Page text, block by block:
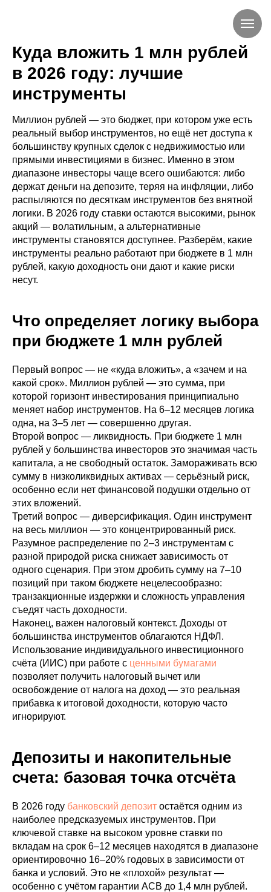
Куда вложить 1 млн рублей
в 2026 году: лучшие
инструменты
Миллион рублей — это бюджет, при котором уже есть
реальный выбор инструментов, но ещё нет доступа к
большинству крупных сделок с недвижимостью или
прямыми инвестициями в бизнес. Именно в этом
диапазоне инвесторы чаще всего ошибаются: либо
держат деньги на депозите, теряя на инфляции, либо
распыляются по десяткам инструментов без внятной
логики. В 2026 году ставки остаются высокими, рынок
акций — волатильным, а альтернативные
инструменты становятся доступнее. Разберём, какие
инструменты реально работают при бюджете в 1 млн
рублей, какую доходность они дают и какие риски
несут.
Что определяет логику выбора
при бюджете 1 млн рублей
Первый вопрос — не «куда вложить», а «зачем и на
какой срок». Миллион рублей — это сумма, при
которой горизонт инвестирования принципиально
меняет набор инструментов. На 6–12 месяцев логика
одна, на 3–5 лет — совершенно другая.
Второй вопрос — ликвидность. При бюджете 1 млн
рублей у большинства инвесторов это значимая часть
капитала, а не свободный остаток. Замораживать всю
сумму в низколиквидных активах — серьёзный риск,
особенно если нет финансовой подушки отдельно от
этих вложений.
Третий вопрос — диверсификация. Один инструмент
на весь миллион — это концентрированный риск.
Разумное распределение по 2–3 инструментам с
разной природой риска снижает зависимость от
одного сценария. При этом дробить сумму на 7–10
позиций при таком бюджете нецелесообразно:
транзакционные издержки и сложность управления
съедят часть доходности.
Наконец, важен налоговый контекст. Доходы от
большинства инструментов облагаются НДФЛ.
Использование индивидуального инвестиционного
счёта (ИИС) при работе с ценными бумагами
позволяет получить налоговый вычет или
освобождение от налога на доход — это реальная
прибавка к итоговой доходности, которую часто
игнорируют.
Депозиты и накопительные
счета: базовая точка отсчёта
В 2026 году банковский депозит остаётся одним из
наиболее предсказуемых инструментов. При
ключевой ставке на высоком уровне ставки по
вкладам на срок 6–12 месяцев находятся в диапазоне
ориентировочно 16–20% годовых в зависимости от
банка и условий. Это не «плохой» результат —
особенно с учётом гарантии АСВ до 1,4 млн рублей.